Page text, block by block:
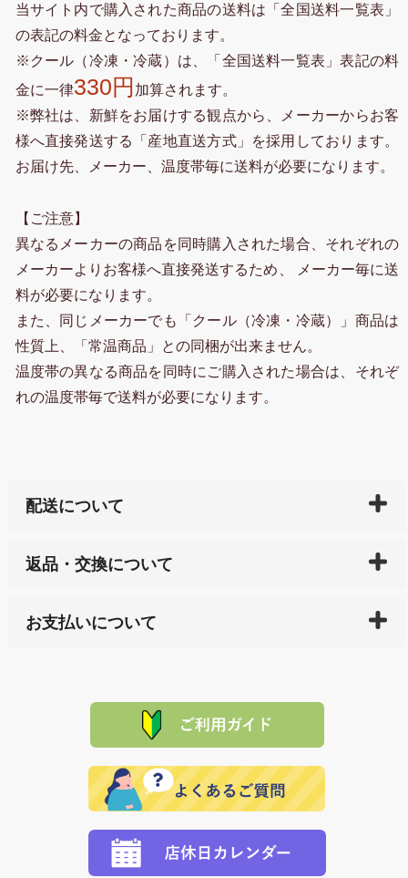
当サイト内で購入された商品の送料は「全国送料一覧表」
の表記の料金となっております。
※クール（冷凍・冷蔵）は、「全国送料一覧表」表記の料
金に一律330円 加算されます。
※弊社は、新鮮をお届けする観点から、メーカーからお客
様へ直接発送する「産地直送方式」を採用しております。
お届け先、メーカー、温度帯毎に送料が必要になります。
【ご注意】
異なるメーカーの商品を同時購入された場合、それぞれの
メーカーよりお客様へ直接発送するため、 メーカー毎に送
料が必要になります。
また、同じメーカーでも「クール（冷凍・冷蔵）」商品は
性質上、「常温商品」との同梱が出来ません。
温度帯の異なる商品を同時にご購入された場合は、それぞ
れの温度帯毎で送料が必要になります。
配送について
天ペイ」の方はご注文受付後）、 長崎県下全域に点在
サイト内で購入された商品の送料は、こちらの
全国送
れの生産メーカーからお客様の元へ直送いたしますの
で、 それぞれ個別に送料が必要になります。
返品・交換について
または配送途中の 事故などで不都合が生じている場合
品代金を返金いたします。）
その際は誠に申し訳ありませんが、当協会までご注文
願いいたします。
お支払いについて
た場合、お客様からの ご入金を確認した後で、商品を
※「クレジットカード」「PayPay」「楽天ペイ」を指
定された場合は、準備出来次第の便にてお送りいたし
ます。 （到着日指定をされている場合は、ご指定の日
程に合わせてお届けいたします。）